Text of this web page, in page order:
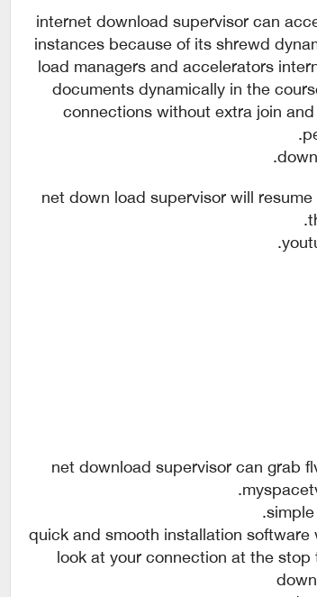
internet download supervisor can
instances because of its shrewd
load managers and accelerators
documents dynamically in the
connections without extra join
net down load supervisor will
net download supervisor can grab
quick and smooth installation
look at your connection at the